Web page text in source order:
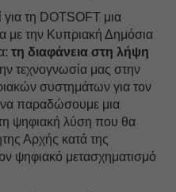
τη DOTSOFT μια
με την Κυπριακή Δημόσια
τη διαφάνεια στη λήψη
τεχνογνωσία μας στην
συστημάτων για τον
παραδώσουμε μια
ψηφιακή λύση που θα
Αρχής κατά της
ψηφιακό μετασχηματισμό